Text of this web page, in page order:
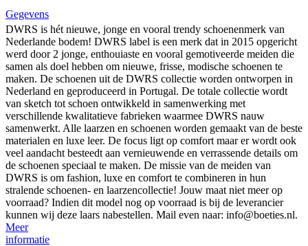
Gegevens
DWRS is hét nieuwe, jonge en vooral trendy schoenenmerk van
Nederlande bodem! DWRS label is een merk dat in 2015 opgericht
werd door 2 jonge, enthouiaste en vooral gemotiveerde meiden die
samen als doel hebben om nieuwe, frisse, modische schoenen te
maken. De schoenen uit de DWRS collectie worden ontworpen in
Nederland en geproduceerd in Portugal. De totale collectie wordt
van sketch tot schoen ontwikkeld in samenwerking met
verschillende kwalitatieve fabrieken waarmee DWRS nauw
samenwerkt. Alle laarzen en schoenen worden gemaakt van de beste
materialen en luxe leer. De focus ligt op comfort maar er wordt ook
veel aandacht besteedt aan vernieuwende en verrassende details om
de schoenen speciaal te maken. De missie van de meiden van
DWRS is om fashion, luxe en comfort te combineren in hun
stralende schoenen- en laarzencollectie! Jouw maat niet meer op
voorraad? Indien dit model nog op voorraad is bij de leverancier
kunnen wij deze laars nabestellen. Mail even naar: info@boeties.nl.
Meer
informatie